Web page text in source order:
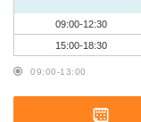
09:00-12:30
15:00-18:30
09:00-13:00